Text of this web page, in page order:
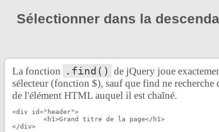
Sélectionner dans la
La fonction .find() de jQuery joue
sélecteur (fonction $), sauf que find ne recherche
de l'élément HTML auquel il est chaîné.
<div id="header">
</div>